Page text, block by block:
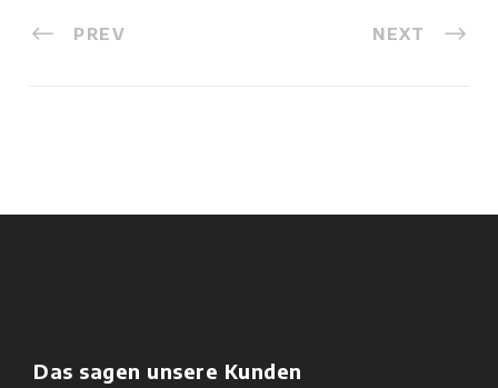
PREV NEXT
Das sagen unsere Kunden